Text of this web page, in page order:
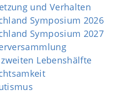
und Verhalten
Symposium 2026
Symposium 2027
Lebenshälfte